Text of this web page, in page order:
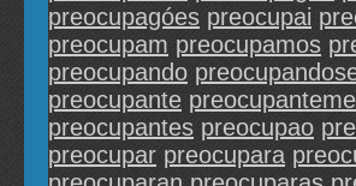
preocupagóes preocupai
preocupam preocupamos
preocupando
preocupante
preocupantes preocupao
preocupar preocupara